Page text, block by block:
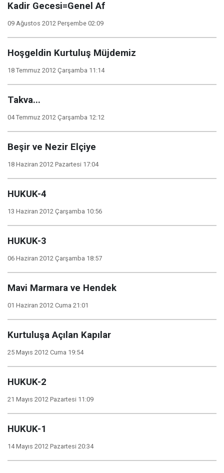
Kadir Gecesi=Genel Af
09 Ağustos 2012 Perşembe 02:09
Hoşgeldin Kurtuluş Müjdemiz
18 Temmuz 2012 Çarşamba 11:14
Takva...
04 Temmuz 2012 Çarşamba 12:12
Beşir ve Nezir Elçiye
18 Haziran 2012 Pazartesi 17:04
HUKUK-4
13 Haziran 2012 Çarşamba 10:56
HUKUK-3
06 Haziran 2012 Çarşamba 18:57
Mavi Marmara ve Hendek
01 Haziran 2012 Cuma 21:01
Kurtuluşa Açılan Kapılar
25 Mayıs 2012 Cuma 19:54
HUKUK-2
21 Mayıs 2012 Pazartesi 11:09
HUKUK-1
14 Mayıs 2012 Pazartesi 20:34